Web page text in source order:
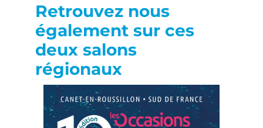
Retrouvez nous
également sur ces
deux salons
régionaux